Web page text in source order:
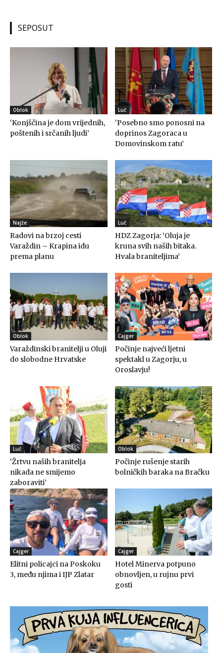
SEPOSUT
Oblok
‘Konjščina je dom vrijednih,
poštenih i srčanih ljudi’
Luč
‘Posebno smo ponosni na
doprinos Zagoraca u
Domovinskom ratu’
Najže
Radovi na brzoj cesti
Varaždin – Krapina idu
prema planu
Luč
HDZ Zagorja: ‘Oluja je
kruna svih naših bitaka.
Hvala braniteljima’
Oblok
Varaždinski branitelji u Oluji
do slobodne Hrvatske
Cajger
Počinje najveći ljetni
spektakl u Zagorju, u
Oroslavju!
Luč
‘Žrtvu naših branitelja
nikada ne smijemo
zaboraviti’
Oblok
Počinje rušenje starih
bolničkih baraka na Bračku
Cajger
Elitni policajci na Poskoku
3, među njima i IJP Zlatar
Cajger
Hotel Minerva potpuno
obnovljen, u rujnu prvi
gosti